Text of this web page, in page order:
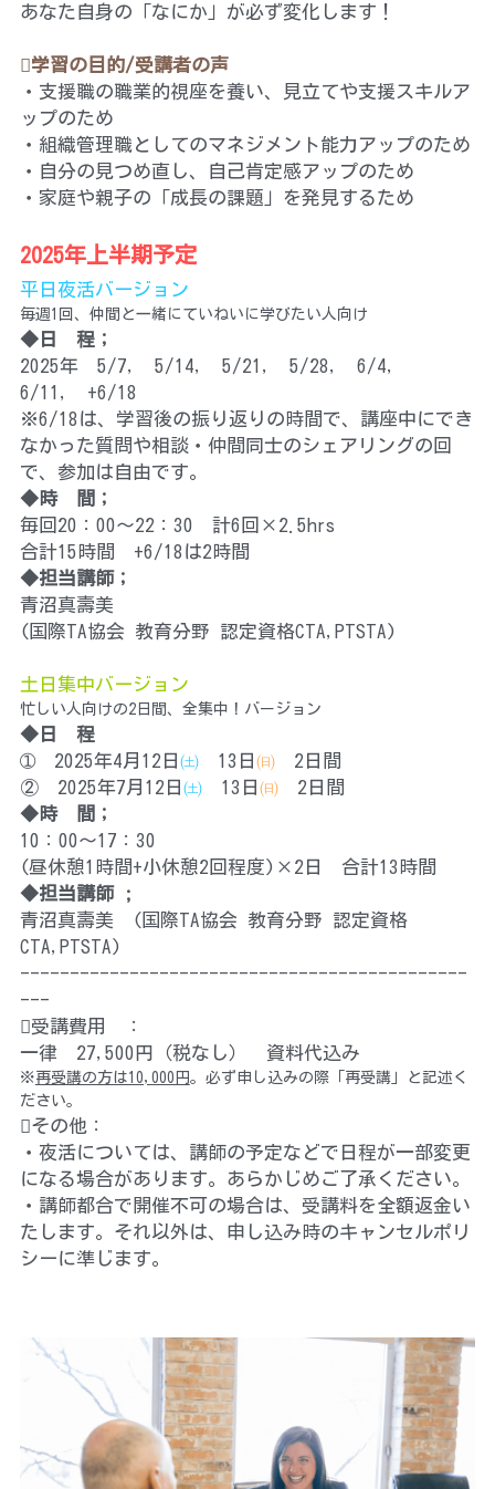
あなた自身の「なにか」が必ず変化します！
学習の目的/受講者の声
・支援職の職業的視座を養い、見立てや支援スキルア
ップのため
・組織管理職としてのマネジメント能力アップのため
・自分の見つめ直し、自己肯定感アップのため
・家庭や親子の「成長の課題」を発見するため
2025年上半期予定
平日夜活バージョン
毎週1回、仲間と一緒にていねいに学びたい人向け
◆日　程；
2025年　5/7,　5/14,　5/21,　5/28,　6/4,
6/11,　+6/18
※6/18は、学習後の振り返りの時間で、講座中にでき
なかった質問や相談・仲間同士のシェアリングの回
で、参加は自由です。
◆時　間；
毎回20：00～22：30　計6回×2.5hrs
合計15時間　+6/18は2時間
◆担当講師；
青沼真壽美
(国際TA協会 教育分野 認定資格CTA,PTSTA)
土日集中バージョン
忙しい人向けの2日間、全集中！バージョン
◆日　程
➀　2025年4月12日 ㈯ 13日 ㈰ 2日間
②　2025年7月12日 ㈯ 13日 ㈰ 2日間
◆時　間；
10：00～17：30
(昼休憩1時間+小休憩2回程度)×2日　合計13時間
◆担当講師 ;
青沼真壽美　(国際TA協会 教育分野 認定資格
CTA,PTSTA)
---------------------------------------------
---
受講費用　：
一律　27,500円（税なし）　資料代込み
※再受講の方は10,000円 。必ず申し込みの際「再受講」と記述く
ださい。
その他：
・夜活については、講師の予定などで日程が一部変更
になる場合があります。あらかじめご了承ください。
・講師都合で開催不可の場合は、受講料を全額返金い
たします。それ以外は、申し込み時のキャンセルポリ
シーに準じます。